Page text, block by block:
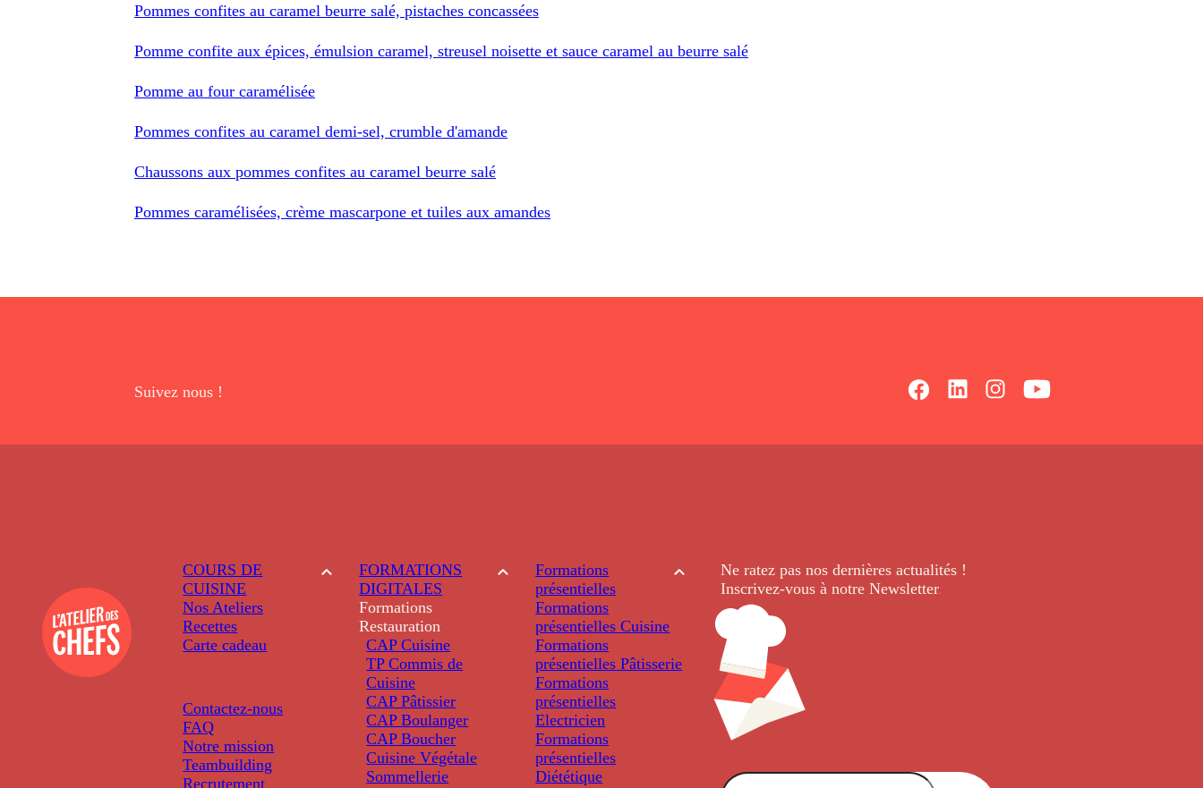
Pommes confites au caramel beurre salé, pistaches concassées
Pomme confite aux épices, émulsion caramel, streusel noisette et sauce caramel au beurre salé
Pomme au four caramélisée
Pommes confites au caramel demi-sel, crumble d'amande
Chaussons aux pommes confites au caramel beurre salé
Pommes caramélisées, crème mascarpone et tuiles aux amandes
Suivez nous !
COURS DE
CUISINE
Nos Ateliers
Recettes
Carte cadeau
Contactez-nous
FAQ
Notre mission
Teambuilding
Recrutement
FORMATIONS
DIGITALES
Formations
Restauration
CAP Cuisine
TP Commis de
Cuisine
CAP Pâtissier
CAP Boulanger
CAP Boucher
Cuisine Végétale
Sommellerie
Formations
présentielles
Formations
présentielles Cuisine
Formations
présentielles Pâtisserie
Formations
présentielles
Electricien
Formations
présentielles
Diététique
Ne ratez pas nos dernièresactualités !
Inscrivez-vous à notre Newsletter.